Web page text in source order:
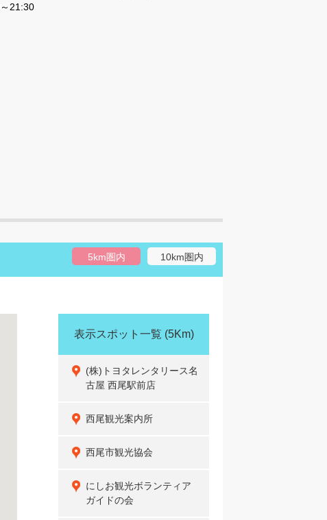
21:30
5km圏内 10km圏内
表示スポット一覧 (5Km)
(株)トヨタレンタリース名
古屋 西尾駅前店
西尾観光案内所
西尾市観光協会
にしお観光ボランティア
ガイドの会